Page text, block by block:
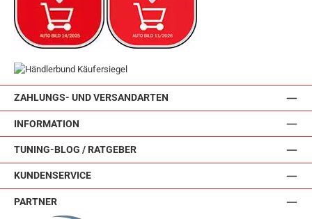
ZAHLUNGS- UND VERSANDARTEN
INFORMATION
TUNING-BLOG / RATGEBER
KUNDENSERVICE
PARTNER